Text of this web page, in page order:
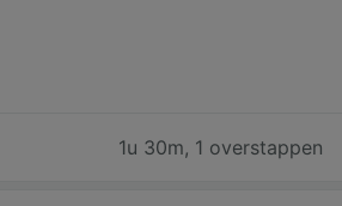
1u 30m, 1 overstappen